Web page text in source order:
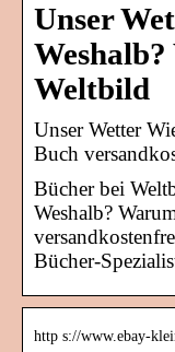
Unser
Weltbild
Unser Wetter
Buch
Bücher bei
Weshalb?
Bücher-
http s://www.ebay-